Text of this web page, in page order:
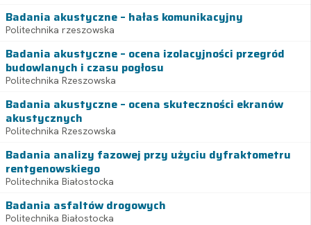
Badania akustyczne – hałas komunikacyjny
Politechnika rzeszowska
Badania akustyczne – ocena izolacyjności przegród
budowlanych i czasu pogłosu
Politechnika Rzeszowska
Badania akustyczne – ocena skuteczności ekranów
akustycznych
Politechnika Rzeszowska
Badania analizy fazowej przy użyciu dyfraktometru
rentgenowskiego
Politechnika Białostocka
Badania asfaltów drogowych
Politechnika Białostocka